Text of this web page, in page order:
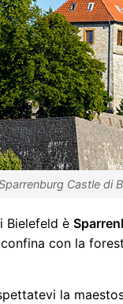
Castle di
Bielefeld è
con la
la